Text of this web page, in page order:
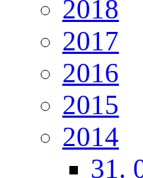
2018
2017
2016
2015
2014
31.